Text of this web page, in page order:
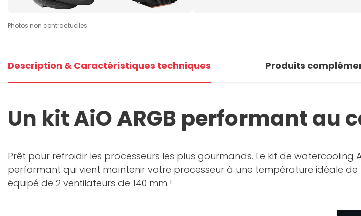
Photos non contractuelles
Description & Caractéristiques techniques Produits
Un kit AiO ARGB performant
Prêt pour refroidir les processeurs les plus gourmands. Le kit de watercooling
performant qui vient maintenir votre processeur à une température idéale
équipé de 2 ventilateurs de 140 mm !